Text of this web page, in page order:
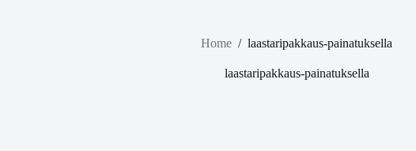
Home / laastaripakkaus-painatuksella
laastaripakkaus-painatuksella